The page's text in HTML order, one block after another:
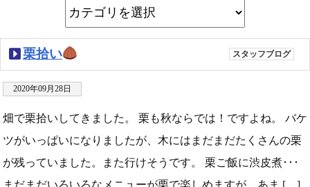
栗拾い スタッフブログ
2020年09月28日
畑で栗拾いしてきました。 栗も秋ならでは！ですよね。 バケ
ツがいっぱいになりましたが、木にはまだまだたくさんの栗
が残っていました。また行けそうです。 栗ご飯に渋皮煮･･･